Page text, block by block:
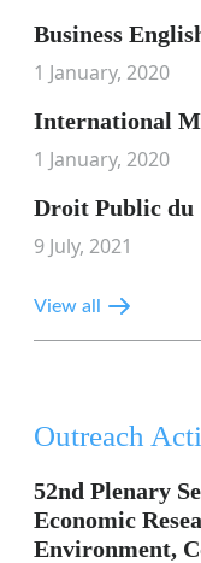
Business
1 January, 2020
International
1 January, 2020
Droit Public du
9 July, 2021
View all
Outreach
52nd Plenary
Economic
Environment,